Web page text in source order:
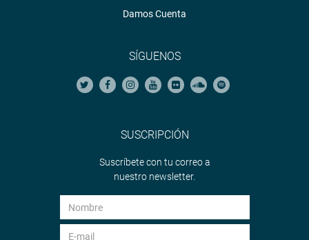
Damos Cuenta
SÍGUENOS
SUSCRIPCIÓN
Suscríbete con tu correo a
nuestro newsletter.